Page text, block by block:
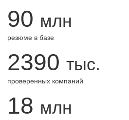
90 млн
резюме в базе
2390 тыс.
проверенных компаний
18 млн